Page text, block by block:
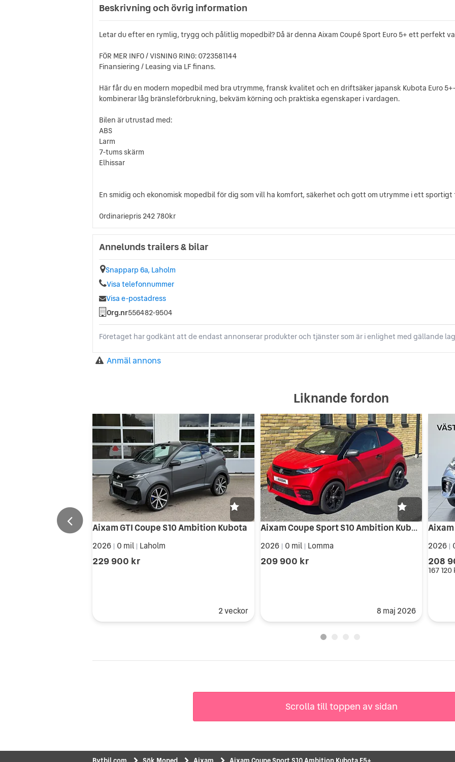
Beskrivning och övrig information
Letar du efter en rymlig, trygg och pålitlig mopedbil? Då är denna Aixam Coupé Sport Euro 5+ ett perfekt
FÖR MER INFO / VISNING RING: 0723581144
Finansiering / Leasing via LF finans.
Här får du en modern mopedbil med bra utrymme, fransk kvalitet och en driftsäker japansk Kubota Euro
kombinerar låg bränsleförbrukning, bekväm körning och praktiska egenskaper i vardagen.
Bilen är utrustad med:
ABS
Larm
7-tums skärm
Elhissar
En smidig och ekonomisk mopedbil för dig som vill ha komfort, säkerhet och gott om utrymme i ett sportigt
Ordinariepris 242 780kr
Annelunds trailers & bilar
Snapparp 6a, Laholm
Visa telefonnummer
Visa e-postadress
Org.nr556482-9504
Företaget har godkänt att de endast annonserar produkter och tjänster som är i enlighet med gällande
Anmäl annons
Liknande fordon
Aixam GTI Coupe S10 Ambition Kubota
2026 0 mil Laholm
229 900 kr
2 veckor
Aixam Coupe Sport S10 Ambition Kubota E5+
2026 | 0 mil | Lomma
209 900 kr
8 maj 2026
2026
208
167 120
Scrolla till toppen av sidan